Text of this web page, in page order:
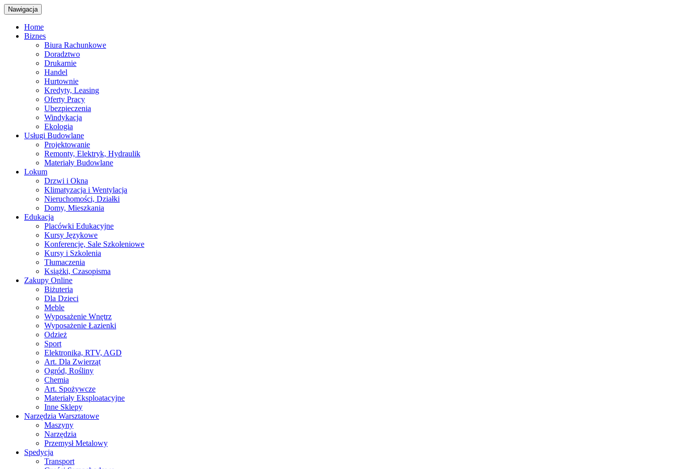
Nawigacja
Home
Biznes
Biura Rachunkowe
Doradztwo
Drukarnie
Handel
Hurtownie
Kredyty, Leasing
Oferty Pracy
Ubezpieczenia
Windykacja
Ekologia
Usługi Budowlane
Projektowanie
Remonty, Elektryk, Hydraulik
Materiały Budowlane
Lokum
Drzwi i Okna
Klimatyzacja i Wentylacja
Nieruchomości, Działki
Domy, Mieszkania
Edukacja
Placówki Edukacyjne
Kursy Językowe
Konferencje, Sale Szkoleniowe
Kursy i Szkolenia
Tłumaczenia
Książki, Czasopisma
Zakupy Online
Biżuteria
Dla Dzieci
Meble
Wyposażenie Wnętrz
Wyposażenie Łazienki
Odzież
Sport
Elektronika, RTV, AGD
Art. Dla Zwierząt
Ogród, Rośliny
Chemia
Art. Spożywcze
Materiały Eksploatacyjne
Inne Sklepy
Narzędzia Warsztatowe
Maszyny
Narzędzia
Przemysł Metalowy
Spedycja
Transport